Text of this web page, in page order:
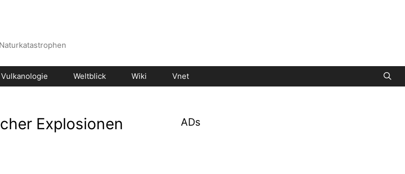
Vulkanologie Weltblick Wiki Vnet
Explosionen
ADs